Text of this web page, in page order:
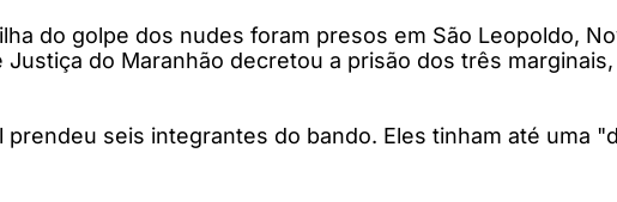
do golpe dos nudes foram presos em São Leopoldo,
do Maranhão decretou a prisão dos três
seis integrantes do bando. Eles tinham até uma